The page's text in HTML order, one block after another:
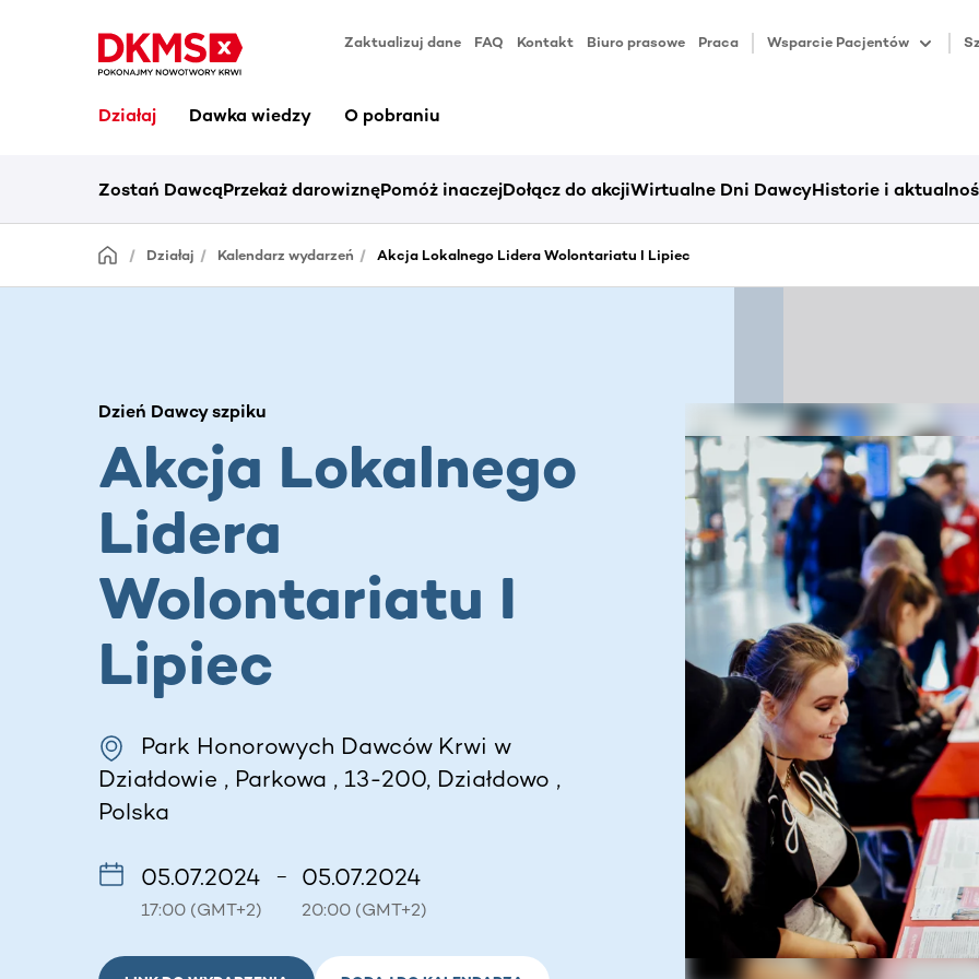
Zaktualizuj dane FAQ Kontakt Biuro prasowe Praca Wsparcie Pacjentów
Działaj Dawka wiedzy O pobraniu
Zostań DawcąPrzekaż darowiznęPomóż inaczejDołącz do akcjiWirtualne Dni DawcyHistorie i
Działaj Kalendarz wydarzeń Akcja Lokalnego Lidera Wolontariatu I Lipiec
Dzień Dawcy szpiku
Akcja Lokalnego
Lidera
Wolontariatu I
Lipiec
Park Honorowych Dawców Krwi w
Działdowie , Parkowa , 13-200, Działdowo ,
Polska
05.07.2024
17:00 (GMT+2)
– 05.07.2024
20:00 (GMT+2)